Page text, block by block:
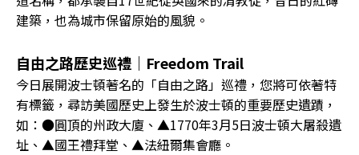
建築，也為城市保留原始的風貌。
自由之路歷史巡禮｜Freedom Trail
今日展開波士頓著名的「自由之路」巡禮，您將可依著特
有標籤，尋訪美國歷史上發生於波士頓的重要歷史遺蹟，
如：●圓頂的州政大廈、▲1770年3月5日波士頓大屠殺遺
址、▲國王禮拜堂、▲法紐爾集會廳。